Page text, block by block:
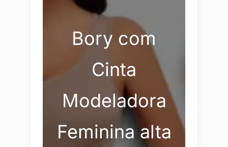
Bory com
Cinta
Modeladora
Feminina alta